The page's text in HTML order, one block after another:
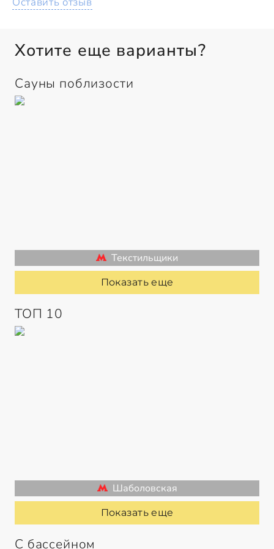
Хотите еще варианты?
Сауны поблизости
Текстильщики
Показать еще
ТОП 10
Шаболовская
Показать еще
С бассейном